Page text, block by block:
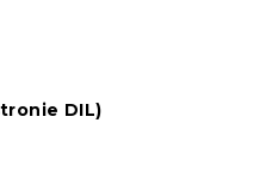
DIL)